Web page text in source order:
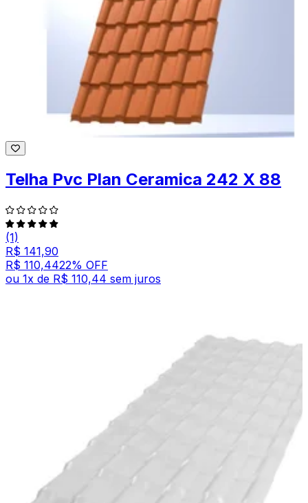
Telha Pvc Plan Ceramica 242 X 88
(1)
R$ 141,90
R$ 110,4422% OFF
ou 1x de R$ 110,44 sem juros